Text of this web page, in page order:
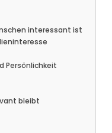
interessant ist
Persönlichkeit
bleibt